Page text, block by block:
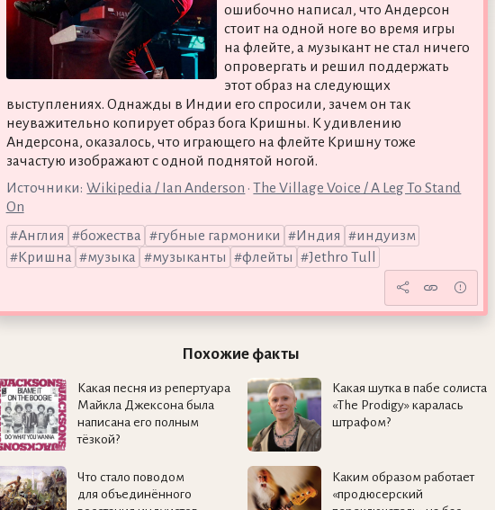
ошибочно написал, что Андерсон
стоит на одной ноге во время игры
на флейте, а музыкант не стал ничего
опровергать и решил поддержать
этот образ на следующих
выступлениях. Однажды в Индии его спросили, зачем он так
неуважительно копирует образ бога Кришны. К удивлению
Андерсона, оказалось, что играющего на флейте Кришну тоже
зачастую изображают с одной поднятой ногой.
Источники: Wikipedia / Ian Anderson •The Village Voice / A Leg To Stand
On
Англия
божества губные гармоники Индия
индуизм
Кришна
музыка музыканты флейты Jethro Tull
Похожие факты
Какая песня из репертуара
Майкла Джексона была
написана его полным
тёзкой?
Какая шутка в пабе солиста
«The Prodigy» каралась
штрафом?
Что стало поводом
для объединённого
Каким образом работает
«продюсерский